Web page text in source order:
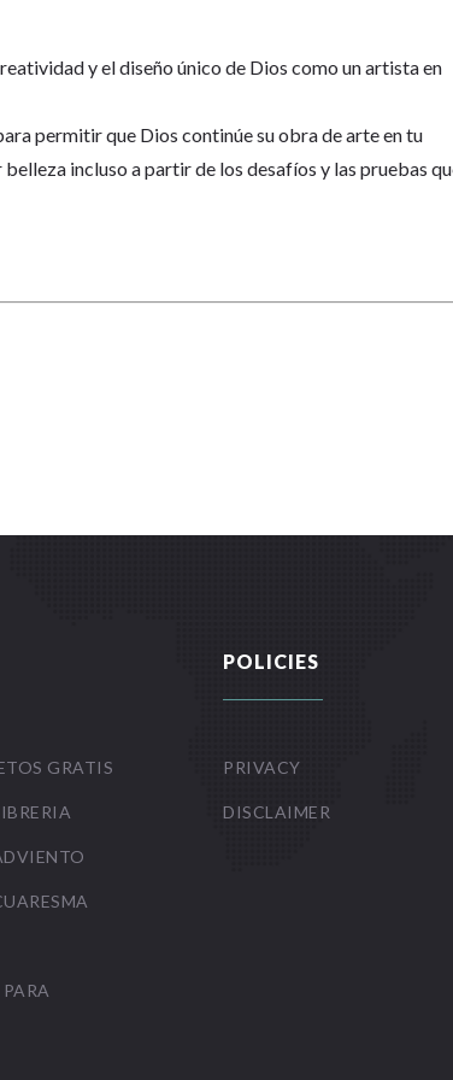
y el diseño único de Dios como un artista en
permitir que Dios continúe su obra de arte en tu
incluso a partir de los desafíos y las pruebas
GRATIS
POLICIES
PRIVACY
DISCLAIMER